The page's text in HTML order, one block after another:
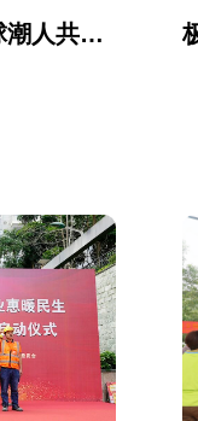
潮起潮州！亚太西奥与全球潮人共赴根脉之约，梯通天下家国兴